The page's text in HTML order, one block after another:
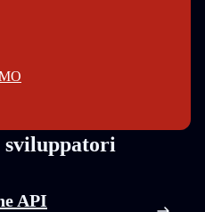
sviluppatori
API